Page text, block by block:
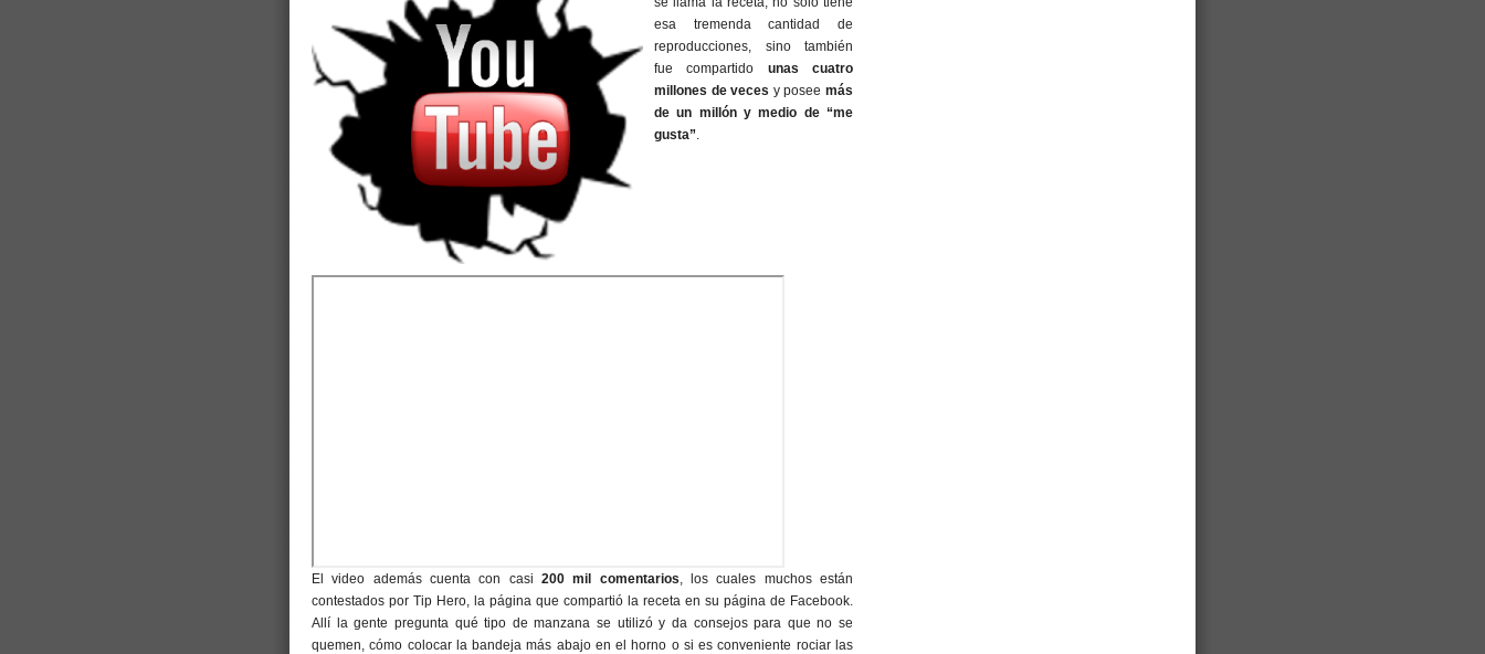
esa tremenda cantidad de
reproducciones, sino también
fue compartido unas cuatro
millones de veces y poseemás
de un millón y medio de “me
gusta”.
El video además cuenta con casi 200 mil comentarios, los cuales muchos están
contestados por Tip Hero, la página que compartió la receta en su página de Facebook.
Allí la gente pregunta qué tipo de manzana se utilizó y da consejos para que no se
quemen, cómo colocar la bandeja más abajo en el horno o si es conveniente rociar las